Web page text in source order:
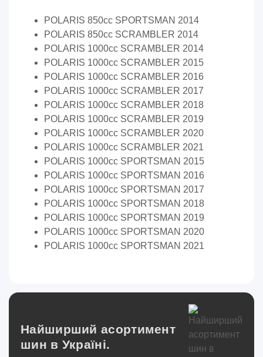
POLARIS 850cc SPORTSMAN 2014
POLARIS 850cc SCRAMBLER 2014
POLARIS 1000cc SCRAMBLER 2014
POLARIS 1000cc SCRAMBLER 2015
POLARIS 1000cc SCRAMBLER 2016
POLARIS 1000cc SCRAMBLER 2017
POLARIS 1000cc SCRAMBLER 2018
POLARIS 1000cc SCRAMBLER 2019
POLARIS 1000cc SCRAMBLER 2020
POLARIS 1000cc SCRAMBLER 2021
POLARIS 1000cc SPORTSMAN 2015
POLARIS 1000cc SPORTSMAN 2016
POLARIS 1000cc SPORTSMAN 2017
POLARIS 1000cc SPORTSMAN 2018
POLARIS 1000cc SPORTSMAN 2019
POLARIS 1000cc SPORTSMAN 2020
POLARIS 1000cc SPORTSMAN 2021
Найширший асортимент
шин в Україні.